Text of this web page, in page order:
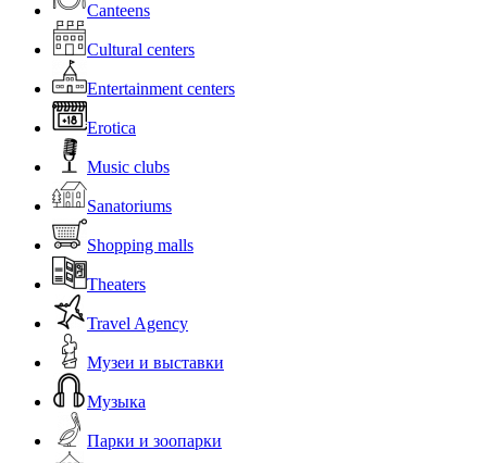
Canteens
Cultural centers
Entertainment centers
Erotica
Music clubs
Sanatoriums
Shopping malls
Theaters
Travel Agency
Музеи и выставки
Музыка
Парки и зоопарки